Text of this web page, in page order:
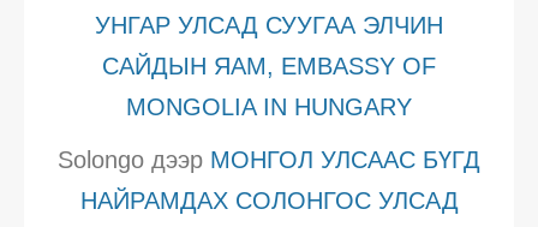
УНГАР УЛСАД СУУГАА ЭЛЧИН
САЙДЫН ЯАМ, EMBASSY OF
MONGOLIA IN HUNGARY
Solongo дээр МОНГОЛ УЛСААС БҮГД
НАЙРАМДАХ СОЛОНГОС УЛСАД